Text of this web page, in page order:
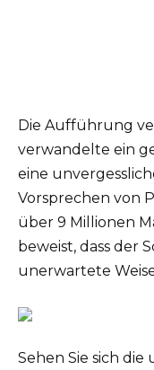
Die Aufführung
verwandelte ein
eine
Vorsprechen von
über 9 Millionen
beweist, dass der
unerwartete
Sehen Sie sich